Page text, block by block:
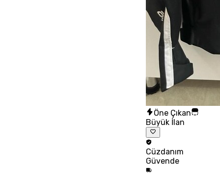
Öne Çıkan
Büyük İlan
Cüzdanım
Güvende